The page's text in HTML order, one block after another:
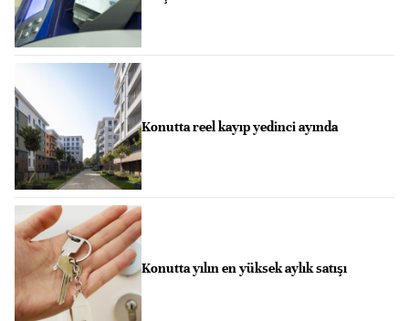
Konutta reel kayıp yedinci ayında
Konutta yılın en yüksek aylık satışı